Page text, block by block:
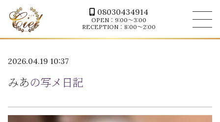
08030434914
OPEN：9:00～3:00
RECEPTION：8:00～2:00
2026.04.19 10:37
みあの写メ日記